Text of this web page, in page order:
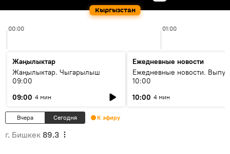
Кыргызстан
00:00 01:00
Жаңылыктар
Жаңылыктар. Чыгарылыш
09:00
09:00 4 мин
Ежедневные новости
Ежедневные новости.
10:00
10:00 4 мин
Вчера Сегодня К эфиру
г. Бишкек 89.3